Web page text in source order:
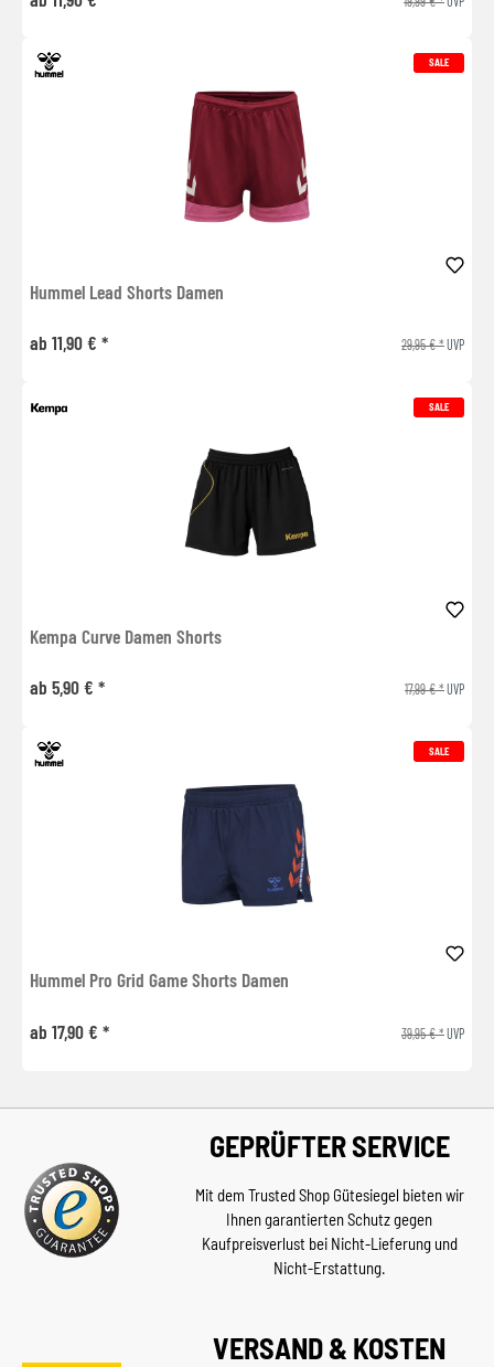
SALE
Hummel Lead Shorts Damen
ab 11,90 € * 29,95 € *UVP
SALE
Kempa Curve Damen Shorts
ab 5,90 € * 17,99 € *UVP
SALE
Hummel Pro Grid Game Shorts Damen
ab 17,90 € * 39,95 € *UVP
GEPRÜFTER SERVICE
Mit dem Trusted Shop Gütesiegel bieten wir
Ihnen garantierten Schutz gegen
Kaufpreisverlust bei Nicht-Lieferung und
Nicht-Erstattung.
VERSAND & KOSTEN